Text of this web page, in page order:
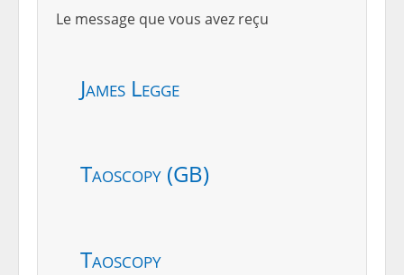
Le message que vous avez reçu
James Legge
Taoscopy (GB)
Taoscopy